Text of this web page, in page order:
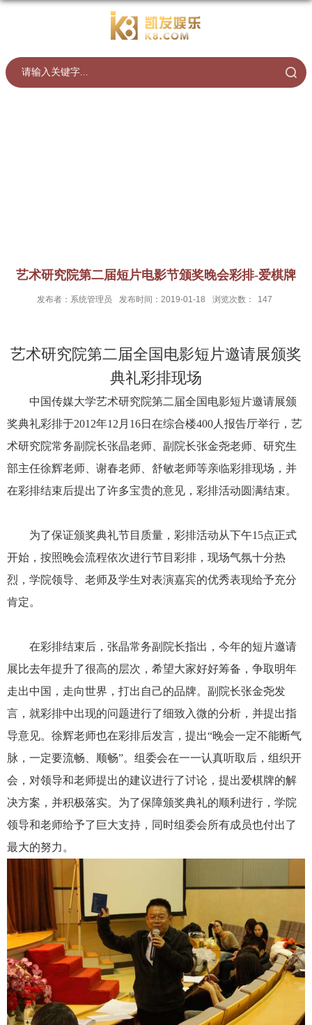
艺术研究院第二届短片电影节颁奖晚会彩排-爱棋牌
发布者：系统管理员 发布时间：2019-01-18 浏览次数： 147
艺术研究院第二届全国电影短片邀请展颁奖
典礼彩排现场
中国传媒大学艺术研究院第二届全国电影短片邀请展颁
奖典礼彩排于2012年12月16日在综合楼400人报告厅举行，艺
术研究院常务副院长张晶老师、副院长张金尧老师、研究生
部主任徐辉老师、谢春老师、舒敏老师等亲临彩排现场，并
在彩排结束后提出了许多宝贵的意见，彩排活动圆满结束。
为了保证颁奖典礼节目质量，彩排活动从下午15点正式
开始，按照晚会流程依次进行节目彩排，现场气氛十分热
烈，学院领导、老师及学生对表演嘉宾的优秀表现给予充分
肯定。
在彩排结束后，张晶常务副院长指出，今年的短片邀请
展比去年提升了很高的层次，希望大家好好筹备，争取明年
走出中国，走向世界，打出自己的品牌。副院长张金尧发
言，就彩排中出现的问题进行了细致入微的分析，并提出指
导意见。徐辉老师也在彩排后发言，提出“晚会一定不能断气
脉，一定要流畅、顺畅”。组委会在一一认真听取后，组织开
会，对领导和老师提出的建议进行了讨论，提出爱棋牌的解
决方案，并积极落实。为了保障颁奖典礼的顺利进行，学院
领导和老师给予了巨大支持，同时组委会所有成员也付出了
最大的努力。